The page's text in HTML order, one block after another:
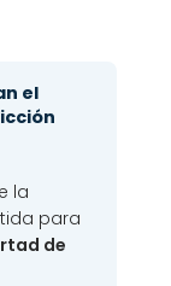
el
la
para
de